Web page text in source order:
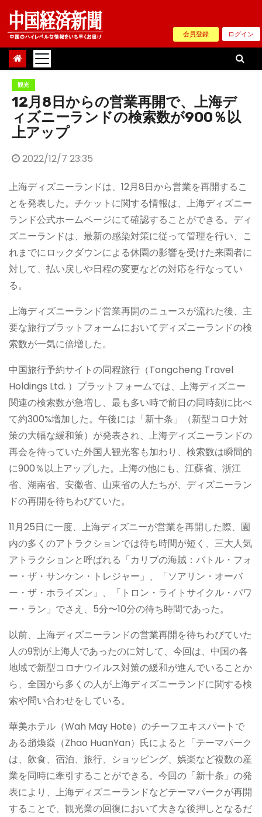
Skip
content
会員登録 ログイン
観光
12月8日からの営業再開で、上海デ
ィズニーランドの検索数が900％以
上アップ
2022/12/7 23:35
上海ディズニーランドは、12月8日から営業を再開するこ
とを発表した。チケットに関する情報は、上海ディズニー
ランド公式ホームページにて確認することができる。ディ
ズニーランドは、最新の感染対策に従って管理を行い、こ
れまでにロックダウンによる休園の影響を受けた来園者に
対して、払い戻しや日程の変更などの対応を行なってい
る。
上海ディズニーランド営業再開のニュースが流れた後、主
要な旅行プラットフォームにおいてディズニーランドの検
索数が一気に倍増した。
中国旅行予約サイトの同程旅行（Tongcheng Travel
Holdings Ltd. ）プラットフォームでは、上海ディズニー
関連の検索数が急増し、最も多い時で前日の同時刻に比べ
て約300%増加した。午後には「新十条」（新型コロナ対
策の大幅な緩和策）が発表され、上海ディズニーランドの
再会を待っていた外国人観光客も加わり、検索数は瞬間的
に900％以上アップした。上海の他にも、江蘇省、浙江
省、湖南省、安徽省、山東省の人たちが、ディズニーラン
ドの再開を待ちわびていた。
11月25日に一度、上海ディズニーが営業を再開した際、園
内の多くのアトラクションでは待ち時間が短く、三大人気
アトラクションと呼ばれる「カリブの海賊：バトル・フォ
ー・ザ・サンケン・トレジャー」、「ソアリン・オーバ
ー・ザ・ホライズン」、「トロン・ライトサイクル・パワ
ー・ラン」でさえ、5分〜10分の待ち時間であった。
以前、上海ディズニーランドの営業再開を待ちわびていた
人の9割が上海人であったのに対して、今回は、中国の各
地域で新型コロナウイルス対策の緩和が進んでいることか
ら、全国から多くの人が上海ディズニーランドに関する検
索や問い合わせをしている。
華美ホテル（Wah May Hote）のチーフエキスパートで
ある趙煥焱（Zhao HuanYan）氏によると「テーマパーク
は、飲食、宿泊、旅行、ショッピング、娯楽など複数の産
業を同時に牽引することができる。今回の「新十条」の発
表により、上海ディズニーランドなどテーマパークが再開
することで、観光業の回復において大きな後押しとなるだ